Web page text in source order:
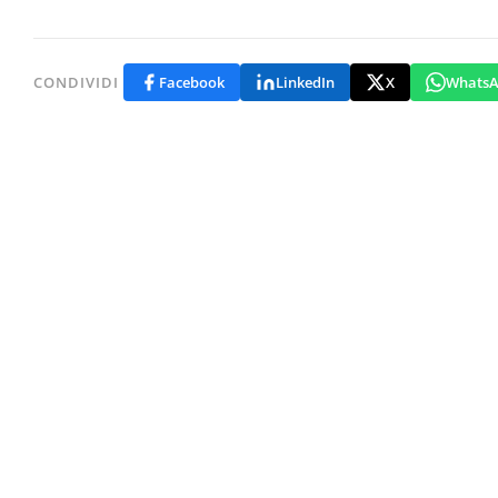
CONDIVIDI Facebook LinkedIn X